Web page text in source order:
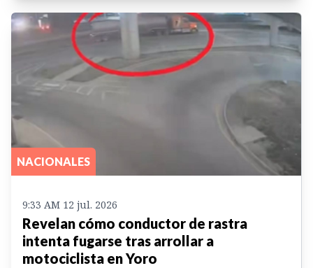
NACIONALES
9:33 AM 12 jul. 2026
Revelan cómo conductor de rastra
intenta fugarse tras arrollar a
motociclista en Yoro